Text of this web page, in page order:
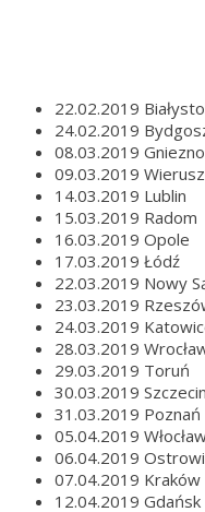
22.02.2019
24.02.2019
08.03.2019 Gniezno
09.03.2019
14.03.2019 Lublin
15.03.2019 Radom
16.03.2019 Opole
17.03.2019 Łódź
22.03.2019 Nowy
23.03.2019
24.03.2019
28.03.2019
29.03.2019 Toruń
30.03.2019 Szczecin
31.03.2019 Poznań
05.04.2019
06.04.2019
07.04.2019 Kraków
12.04.2019 Gdańsk